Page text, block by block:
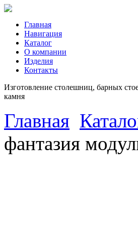
Главная
Навигация
Каталог
О компании
Изделия
Контакты
Изготовление столешниц, барных
камня
Главная
фантазия